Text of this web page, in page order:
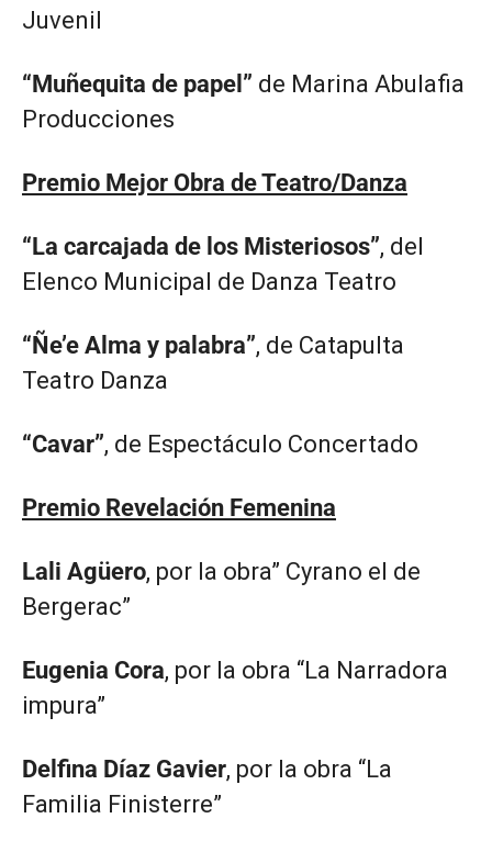
Juvenil
“Muñequita de papel” de Marina Abulafia
Producciones
Premio Mejor Obra de Teatro/Danza
“La carcajada de los Misteriosos”, del
Elenco Municipal de Danza Teatro
“Ñe’e Alma y palabra”, de Catapulta
Teatro Danza
“Cavar”, de Espectáculo Concertado
Premio Revelación Femenina
Lali Agüero, por la obra” Cyrano el de
Bergerac”
Eugenia Cora, por la obra “La Narradora
impura”
Delfina Díaz Gavier, por la obra “La
Familia Finisterre”